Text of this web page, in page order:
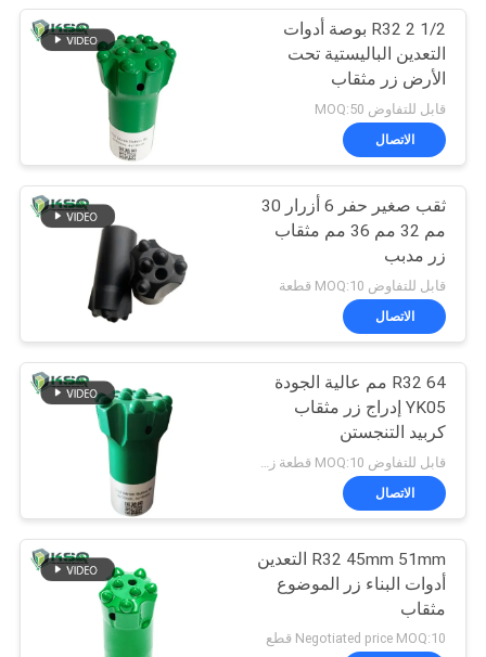
R32 2 1/2 بوصة أدوات
التعدين الباليستية تحت
الأرض زر مثقاب
قابل للتفاوض MOQ:50
الاتصال
ثقب صغير حفر 6 أزرار 30
مم 32 مم 36 مم مثقاب
زر مدبب
قابل للتفاوض MOQ:10 قطعة
الاتصال
R32 64 مم عالية الجودة
YK05 إدراج زر مثقاب
كربيد التنجستن
الاتصال
R32 45mm 51mm التعدين
أدوات البناء زر الموضوع
مثقاب
Negotiated price MOQ:10 قطع